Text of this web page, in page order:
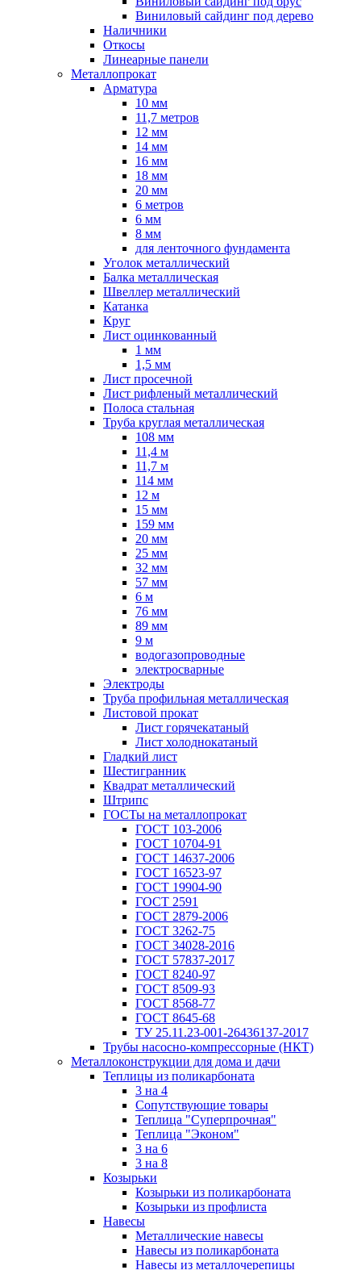
Виниловый сайдинг под дерево
Наличники
Откосы
Линеарные панели
Металлопрокат
Арматура
10 мм
11,7 метров
12 мм
14 мм
16 мм
18 мм
20 мм
6 метров
6 мм
8 мм
для ленточного фундамента
Уголок металлический
Балка металлическая
Швеллер металлический
Катанка
Круг
Лист оцинкованный
1 мм
1,5 мм
Лист просечной
Лист рифленый металлический
Полоса стальная
Труба круглая металлическая
108 мм
11,4 м
11,7 м
114 мм
12 м
15 мм
159 мм
20 мм
25 мм
32 мм
57 мм
6 м
76 мм
89 мм
9 м
водогазопроводные
электросварные
Электроды
Труба профильная металлическая
Листовой прокат
Лист горячекатаный
Лист холоднокатаный
Гладкий лист
Шестигранник
Квадрат металлический
Штрипс
ГОСТы на металлопрокат
ГОСТ 103-2006
ГОСТ 10704-91
ГОСТ 14637-2006
ГОСТ 16523-97
ГОСТ 19904-90
ГОСТ 2591
ГОСТ 2879-2006
ГОСТ 3262-75
ГОСТ 34028-2016
ГОСТ 57837-2017
ГОСТ 8240-97
ГОСТ 8509-93
ГОСТ 8568-77
ГОСТ 8645-68
ТУ 25.11.23-001-26436137-2017
Трубы насосно-компрессорные (НКТ)
Металлоконструкции для дома и дачи
Теплицы из поликарбоната
3 на 4
Сопутствующие товары
Теплица "Суперпрочная"
Теплица "Эконом"
3 на 6
3 на 8
Козырьки
Козырьки из поликарбоната
Козырьки из профлиста
Навесы
Металлические навесы
Навесы из поликарбоната
Навесы из металлочерепицы